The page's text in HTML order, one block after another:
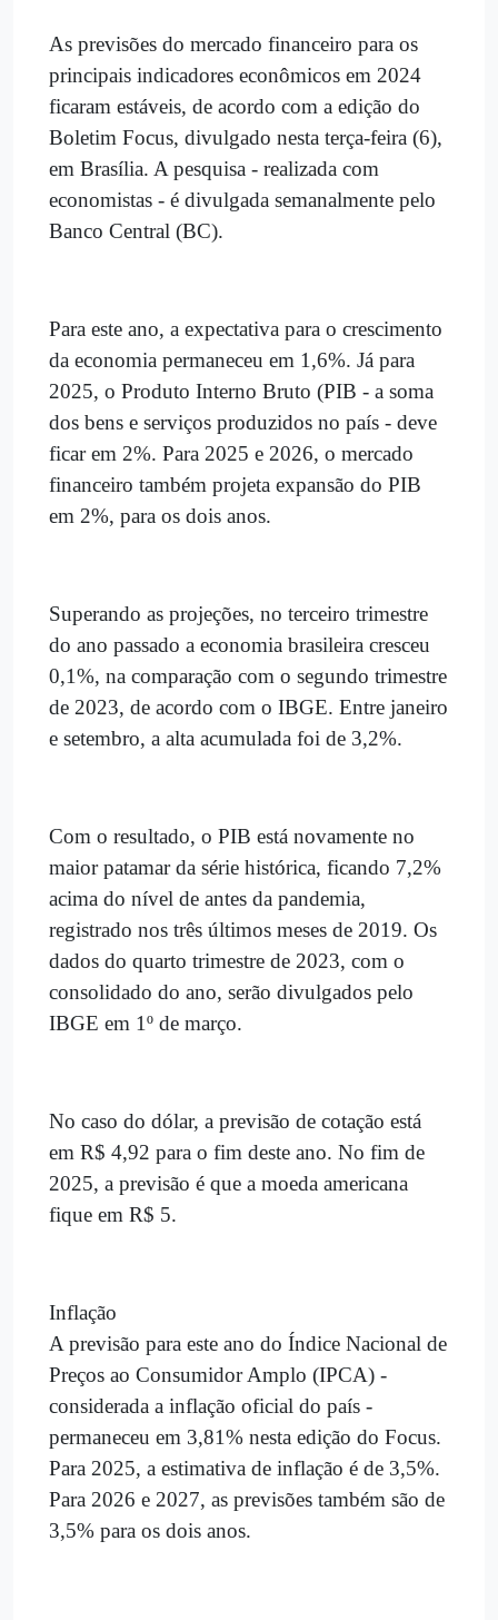
As previsões do mercado financeiro para os
principais indicadores econômicos em 2024
ficaram estáveis, de acordo com a edição do
Boletim Focus, divulgado nesta terça-feira (6),
em Brasília. A pesquisa - realizada com
economistas - é divulgada semanalmente pelo
Banco Central (BC).
Para este ano, a expectativa para o crescimento
da economia permaneceu em 1,6%. Já para
2025, o Produto Interno Bruto (PIB - a soma
dos bens e serviços produzidos no país - deve
ficar em 2%. Para 2025 e 2026, o mercado
financeiro também projeta expansão do PIB
em 2%, para os dois anos.
Superando as projeções, no terceiro trimestre
do ano passado a economia brasileira cresceu
0,1%, na comparação com o segundo trimestre
de 2023, de acordo com o IBGE. Entre janeiro
e setembro, a alta acumulada foi de 3,2%.
Com o resultado, o PIB está novamente no
maior patamar da série histórica, ficando 7,2%
acima do nível de antes da pandemia,
registrado nos três últimos meses de 2019. Os
dados do quarto trimestre de 2023, com o
consolidado do ano, serão divulgados pelo
IBGE em 1º de março.
No caso do dólar, a previsão de cotação está
em R$ 4,92 para o fim deste ano. No fim de
2025, a previsão é que a moeda americana
fique em R$ 5.
Inflação
A previsão para este ano do Índice Nacional de
Preços ao Consumidor Amplo (IPCA) -
considerada a inflação oficial do país -
permaneceu em 3,81% nesta edição do Focus.
Para 2025, a estimativa de inflação é de 3,5%.
Para 2026 e 2027, as previsões também são de
3,5% para os dois anos.